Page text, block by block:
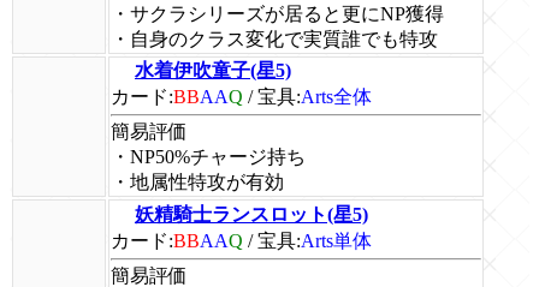
・サクラシリーズが居ると更にNP獲得
・自身のクラス変化で実質誰でも特攻
水着伊吹童子(星5)
カード:BBAAQ /宝具:Arts全体
簡易評価
・NP50%チャージ持ち
・地属性特攻が有効
妖精騎士ランスロット(星5)
カード:BBAAQ /宝具:Arts単体
簡易評価